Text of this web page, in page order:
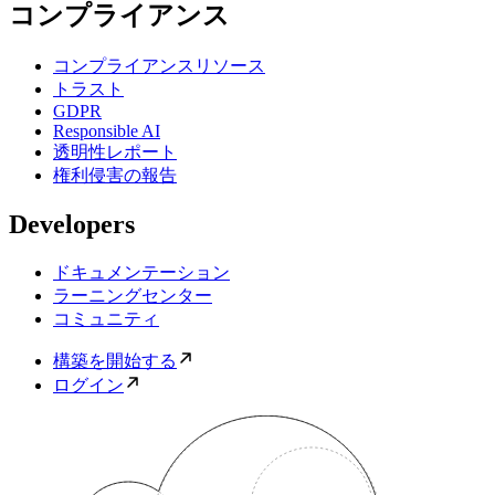
コンプライアンス
コンプライアンスリソース
トラスト
GDPR
Responsible AI
透明性レポート
権利侵害の報告
Developers
ドキュメンテーション
ラーニングセンター
コミュニティ
構築を開始する
ログイン